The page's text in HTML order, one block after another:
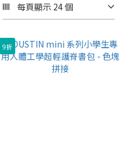
每頁顯示 24 個
9折